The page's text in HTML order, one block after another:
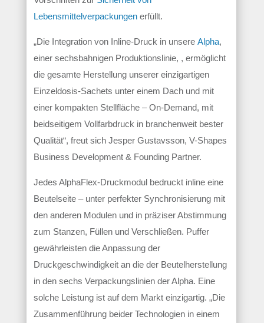
Lebensmittelverpackungenerfüllt.
„Die Integration von Inline-Druck in unsere Alpha,
einer sechsbahnigen Produktionslinie, , ermöglicht
die gesamte Herstellung unserer einzigartigen
Einzeldosis-Sachets unter einem Dach und mit
einer kompakten Stellfläche – On-Demand, mit
beidseitigem Vollfarbdruck in branchenweit bester
Qualität“, freut sich Jesper Gustavsson, V-Shapes
Business Development & Founding Partner.
Jedes AlphaFlex-Druckmodul bedruckt inline eine
Beutelseite – unter perfekter Synchronisierung mit
den anderen Modulen und in präziser Abstimmung
zum Stanzen, Füllen und Verschließen. Puffer
gewährleisten die Anpassung der
Druckgeschwindigkeit an die der Beutelherstellung
in den sechs Verpackungslinien der Alpha. Eine
solche Leistung ist auf dem Markt einzigartig. „Die
Zusammenführung beider Technologien in einem